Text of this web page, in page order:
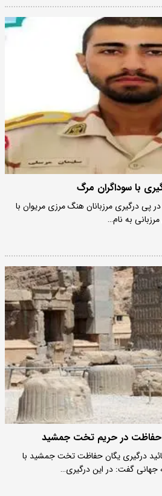
با سوداگران مرگ
پی درگیری مرزبانان هنگ مرزی مریوان با
به نام…
حفاظت در حریم تخت جمشید
درگیری یگان حفاظت تخت جمشید با
جهانی گفت: در این درگیری…